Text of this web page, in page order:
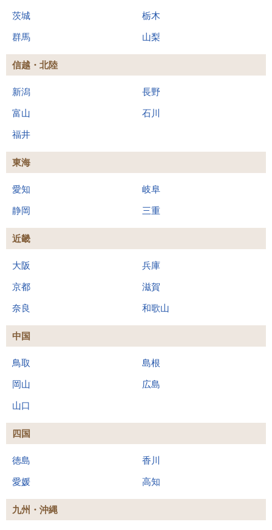
茨城 栃木
群馬 山梨
信越・北陸
新潟 長野
富山 石川
福井
東海
愛知 岐阜
静岡 三重
近畿
大阪 兵庫
京都 滋賀
奈良 和歌山
中国
鳥取 島根
岡山 広島
山口
四国
徳島 香川
愛媛 高知
九州・沖縄